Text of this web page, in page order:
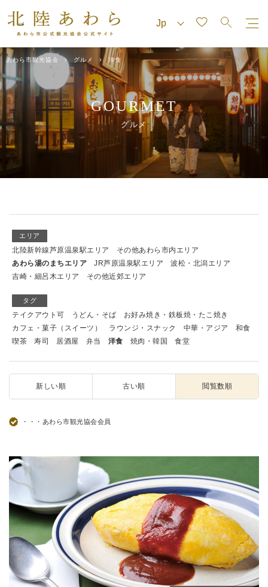
あわら市観光協会 グルメ 洋食
GOURMET
グルメ
エリア
北陸新幹線芦原温泉駅エリア
その他あわら市内エリア
あわら湯のまちエリア
JR芦原温泉駅エリア
波松・北潟エリア
吉崎・細呂木エリア
その他近郊エリア
タグ
テイクアウト可 うどん・そば
お好み焼き・鉄板焼・たこ焼き
カフェ・菓子（スイーツ）
ラウンジ・スナック 中華・アジア
和食
喫茶
寿司 居酒屋 弁当 洋食 焼肉・韓国 食堂
新しい順 古い順 閲覧数順
・・・あわら市観光協会会員